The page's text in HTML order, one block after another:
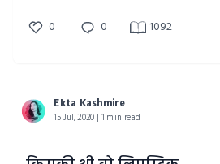
0 0 1092
Ekta Kashmire
15 Jul, 2020 | 1 min read